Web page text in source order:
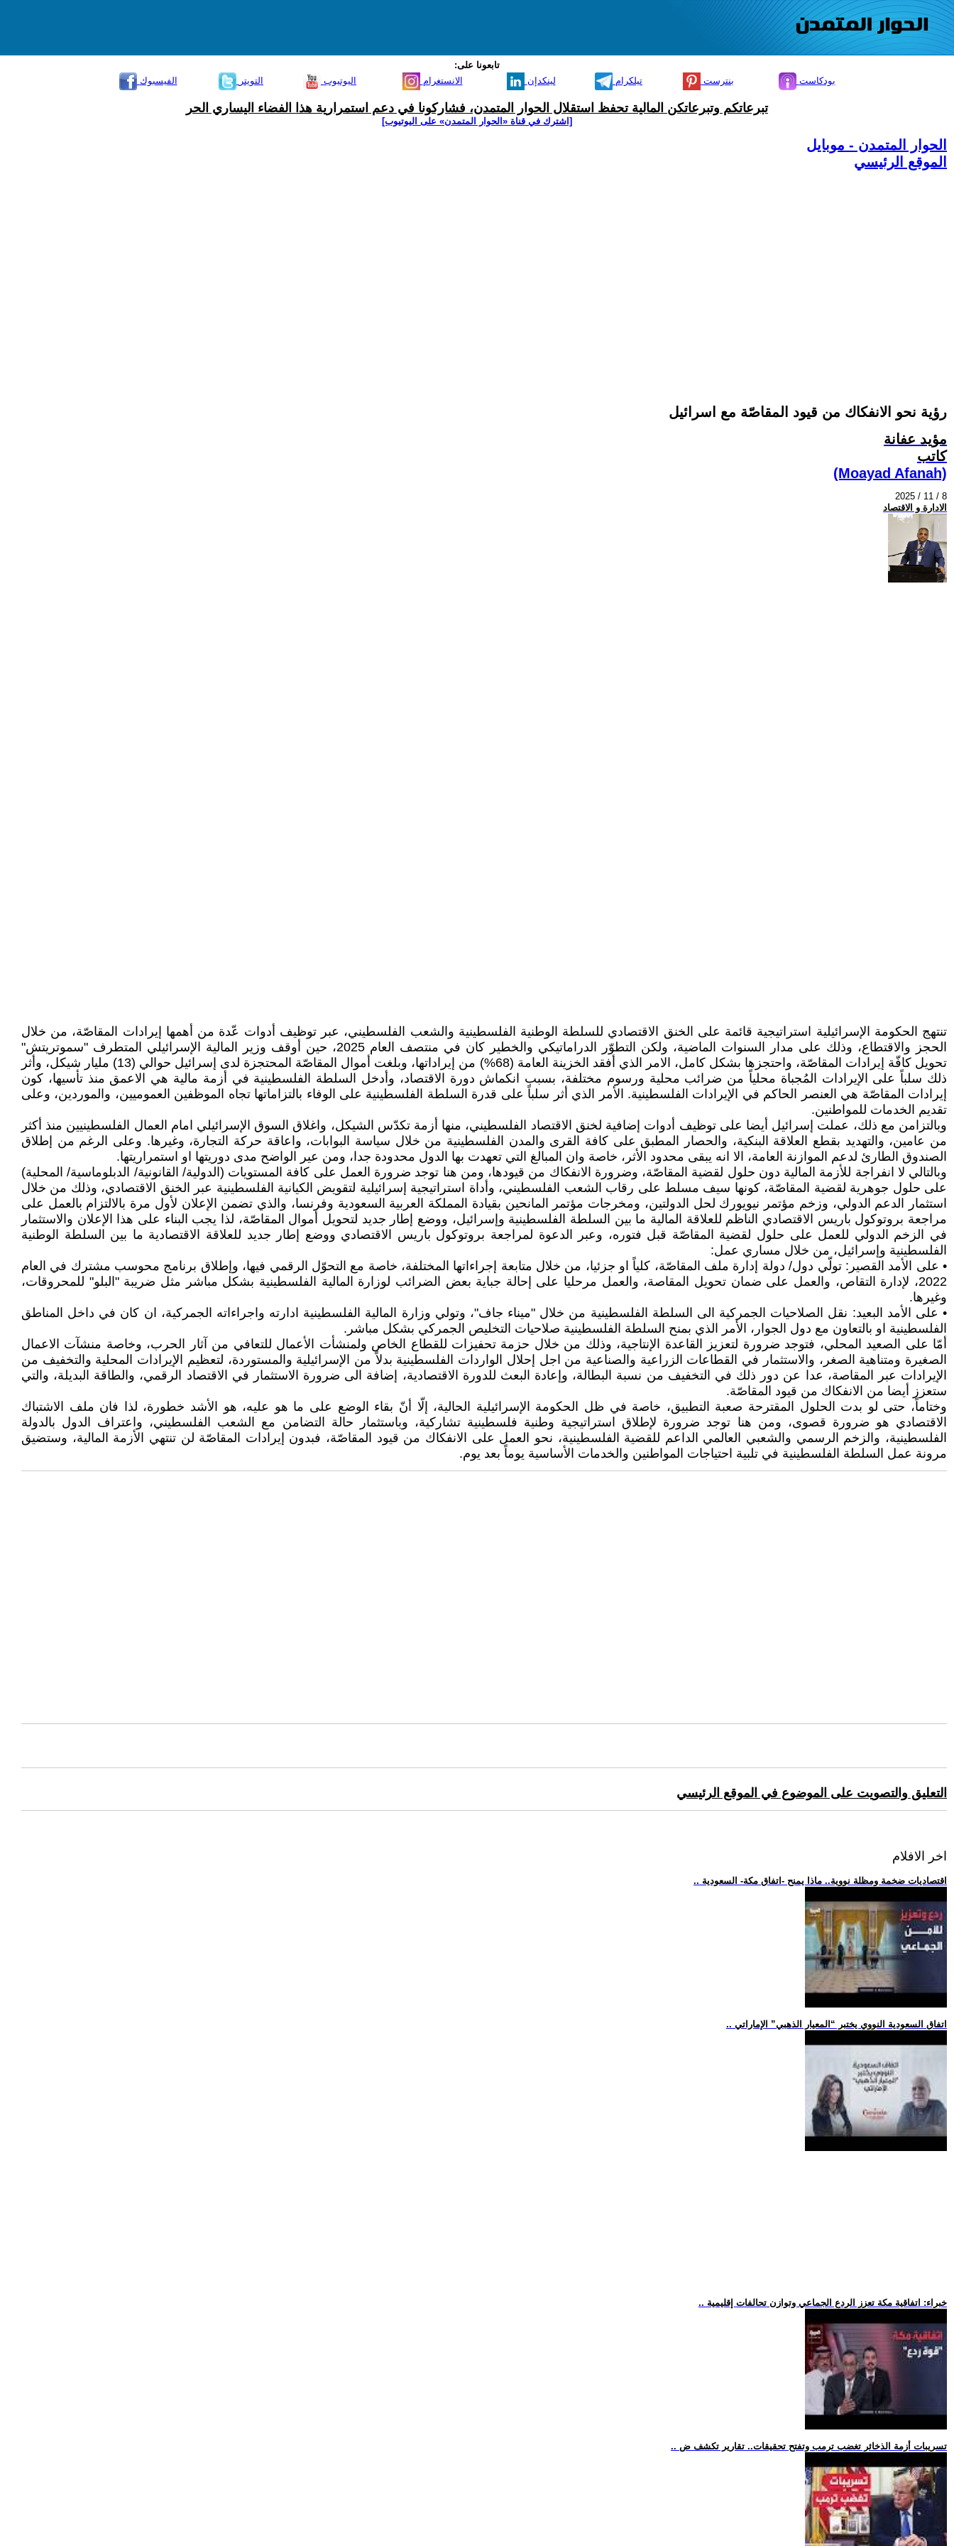
تابعونا على:
الفيسبوك
التويتر اليوتيوب الانستغرام لينكدإن تيلكرام بنترست بودكاست
تبرعاتكم وتبرعاتكن المالية تحفظ استقلال الحوار المتمدن، فشاركونا في دعم استمرارية هذا الفضاء اليساري الحر
[اشترك في قناة ‫«الحوار المتمدن» على اليوتيوب]
الحوار المتمدن - موبايل
الموقع الرئيسي
رؤية نحو الانفكاك من قيود المقاصّة مع اسرائيل
مؤيد عفانة
كاتب
(Moayad Afanah)
2025 / 11 / 8
الادارة و الاقتصاد
تنتهج الحكومة الإسرائيلية استراتيجية قائمة على الخنق الاقتصادي للسلطة الوطنية الفلسطينية والشعب الفلسطيني، عبر توظيف أدوات عّدة من أهمها إيرادات المقاصّة، من خلال
الحجز والاقتطاع، وذلك على مدار السنوات الماضية، ولكن التطوّر الدراماتيكي والخطير كان في منتصف العام 2025، حين أوقف وزير المالية الإسرائيلي المتطرف "سموتريتش"
تحويل كافّة إيرادات المقاصّة، واحتجزها بشكل كامل، الامر الذي أفقد الخزينة العامة (68%) من إيراداتها، وبلغت أموال المقاصّة المحتجزة لدى إسرائيل حوالي (13) مليار شيكل، وأثر
ذلك سلباً على الإيرادات المُجباة محلياً من ضرائب محلية ورسوم مختلفة، بسبب انكماش دورة الاقتصاد، وأدخل السلطة الفلسطينية في أزمة مالية هي الاعمق منذ تأسيها، كون
إيرادات المقاصّة هي العنصر الحاكم في الإيرادات الفلسطينية. الأمر الذي أثر سلباً على قدرة السلطة الفلسطينية على الوفاء بالتزاماتها تجاه الموظفين العموميين، والموردين، وعلى
تقديم الخدمات للمواطنين.
وبالتزامن مع ذلك، عملت إسرائيل أيضا على توظيف أدوات إضافية لخنق الاقتصاد الفلسطيني، منها أزمة تكدّس الشيكل، واغلاق السوق الإسرائيلي امام العمال الفلسطينيين منذ أكثر
من عامين، والتهديد بقطع العلاقة البنكية، والحصار المطبق على كافة القرى والمدن الفلسطينية من خلال سياسة البوابات، واعاقة حركة التجارة، وغيرها. وعلى الرغم من إطلاق
الصندوق الطارئ لدعم الموازنة العامة، الا انه يبقى محدود الأثر، خاصة وان المبالغ التي تعهدت بها الدول محدودة جدا، ومن عير الواضح مدى دوريتها او استمراريتها.
وبالتالي لا انفراجة للأزمة المالية دون حلول لقضية المقاصّة، وضرورة الانفكاك من قيودها، ومن هنا توجد ضرورة العمل على كافة المستويات (الدولية/ القانونية/ الدبلوماسية/ المحلية)
على حلول جوهرية لقضية المقاصّة، كونها سيف مسلط على رقاب الشعب الفلسطيني، وأداة استراتيجية إسرائيلية لتقويض الكيانية الفلسطينية عبر الخنق الاقتصادي، وذلك من خلال
استثمار الدعم الدولي، وزخم مؤتمر نيويورك لحل الدولتين، ومخرجات مؤتمر المانحين بقيادة المملكة العربية السعودية وفرنسا، والذي تضمن الإعلان لأول مرة بالالتزام بالعمل على
مراجعة بروتوكول باريس الاقتصادي الناظم للعلاقة المالية ما بين السلطة الفلسطينية وإسرائيل، ووضع إطار جديد لتحويل أموال المقاصّة، لذا يجب البناء على هذا الإعلان والاستثمار
في الزخم الدولي للعمل على حلول لقضية المقاصّة قبل فتوره، وعبر الدعوة لمراجعة بروتوكول باريس الاقتصادي ووضع إطار جديد للعلاقة الاقتصادية ما بين السلطة الوطنية
الفلسطينية وإسرائيل، من خلال مساري عمل:
• على الأمد القصير: تولّي دول/ دولة إدارة ملف المقاصّة، كلياً او جزئيا، من خلال متابعة إجراءاتها المختلفة، خاصة مع التحوّل الرقمي فيها، وإطلاق برنامج محوسب مشترك في العام
2022، لإدارة التقاص، والعمل على ضمان تحويل المقاصة، والعمل مرحليا على إحالة جباية بعض الضرائب لوزارة المالية الفلسطينية بشكل مباشر مثل ضريبة "البلو" للمحروقات،
وغيرها.
• على الأمد البعيد: نقل الصلاحيات الجمركية الى السلطة الفلسطينية من خلال "ميناء جاف"، وتولي وزارة المالية الفلسطينية ادارته واجراءاته الجمركية، ان كان في داخل المناطق
الفلسطينية او بالتعاون مع دول الجوار، الأمر الذي بمنح السلطة الفلسطينية صلاحيات التخليص الجمركي بشكل مباشر.
أمّا على الصعيد المحلي، فتوجد ضرورة لتعزيز القاعدة الإنتاجية، وذلك من خلال حزمة تحفيزات للقطاع الخاص ولمنشأت الأعمال للتعافي من آثار الحرب، وخاصة منشآت الاعمال
الصغيرة ومتناهية الصغر، والاستثمار في القطاعات الزراعية والصناعية من اجل إحلال الواردات الفلسطينية بدلاً من الإسرائيلية والمستوردة، لتعظيم الإيرادات المحلية والتخفيف من
الإيرادات عبر المقاصة، عدا عن دور ذلك في التخفيف من نسبة البطالة، وإعادة البعث للدورة الاقتصادية، إضافة الى ضرورة الاستثمار في الاقتصاد الرقمي، والطاقة البديلة، والتي
ستعزز أيضا من الانفكاك من قيود المقاصّة.
وختاماً، حتى لو بدت الحلول المقترحة صعبة التطبيق، خاصة في ظل الحكومة الإسرائيلية الحالية، إلّا أنّ بقاء الوضع على ما هو عليه، هو الأشد خطورة، لذا فان ملف الاشتباك
الاقتصادي هو ضرورة قصوى، ومن هنا توجد ضرورة لإطلاق استراتيجية وطنية فلسطينية تشاركية، وباستثمار حالة التضامن مع الشعب الفلسطيني، واعتراف الدول بالدولة
الفلسطينية، والزخم الرسمي والشعبي العالمي الداعم للقضية الفلسطينية، نحو العمل على الانفكاك من قيود المقاصّة، فبدون إيرادات المقاصّة لن تنتهي الأزمة المالية، وستضيق
مرونة عمل السلطة الفلسطينية في تلبية احتياجات المواطنين والخدمات الأساسية يوماً بعد يوم.
التعليق والتصويت على الموضوع في الموقع الرئيسي
اخر الافلام
.. اقتصاديات ضخمة ومظلة نووية.. ماذا يمنح -اتفاق مكة- السعودية
.. اتفاق السعودية النووي يختبر “المعيار الذهبي” الإماراتي
.. خبراء: اتفاقية مكة تعزز الردع الجماعي وتوازن تحالفات إقليمية
.. تسريبات أزمة الذخائر تغضب ترمب وتفتح تحقيقات.. تقارير تكشف ض